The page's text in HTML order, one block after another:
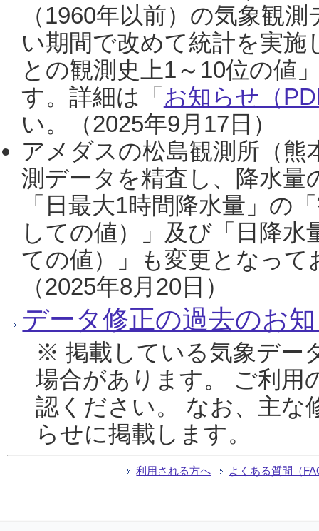
（1960年以前）の気象観
い期間で改めて統計を実
との観測史上1～10位の値
す。詳細は「 お知らせ（
い。（2025年9月17日）
アメダスの松島観測所（熊
測データを精査し、降水
「日最大1時間降水量」の
しての値）」及び「日降
ての値）」も変更となっ
（2025年8月20日）
データ修正の過去のお
※ 掲載している気象デー
場合があります。 ご利用
認ください。 なお、主な
らせに掲載します。
利用される方へ よくある質問（